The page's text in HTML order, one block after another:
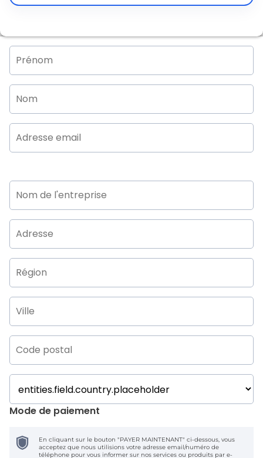
Mode de paiement
En cliquant sur le bouton "PAYER MAINTENANT" ci-dessous, vous
acceptez que nous utilisions votre adresse email/numéro de
téléphone pour vous informer sur nos services ou produits par e-